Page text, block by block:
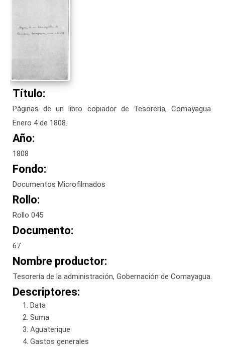
Título:
Páginas de un libro copiador de Tesorería, Comayagua.
Enero 4 de 1808.
Año:
1808
Fondo:
Documentos Microfilmados
Rollo:
Rollo 045
Documento:
67
Nombre productor:
Tesorería de la administración, Gobernación de Comayagua.
Descriptores:
Data
Suma
Aguaterique
Gastos generales